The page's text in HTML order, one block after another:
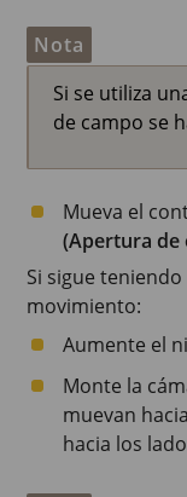
Nota
Si se utiliza
de campo se
Mueva el
(Apertura de
Si sigue
movimiento:
Aumente el
Monte la
muevan
hacia los